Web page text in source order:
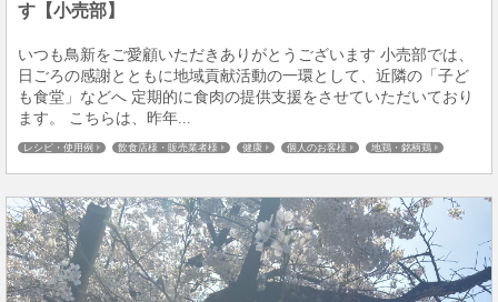
す【小売部】
いつも鳥新をご愛顧いただきありがとうございます 小売部では、
日ごろの感謝とともに地域貢献活動の一環として、近隣の「子ど
も食堂」などへ 定期的に食肉の提供支援をさせていただいており
ます。 こちらは、昨年...
レシピ・使用例 飲食店様・販売業者様 健康 個人のお客様
地鶏・銘柄鶏